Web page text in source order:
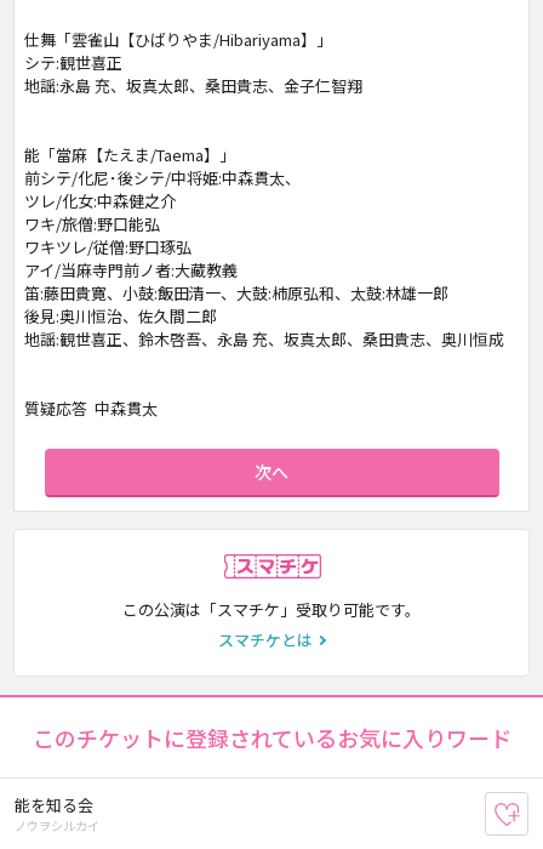
仕舞「雲雀山【ひばりやま/Hibariyama】」
シテ:観世喜正
地謡:永島 充、坂真太郎、桑田貴志、金子仁智翔
能「當麻【たえま/Taema】」
前シテ/化尼･後シテ/中将姫:中森貫太、
ツレ/化女:中森健之介
ワキ/旅僧:野口能弘
ワキツレ/従僧:野口琢弘
アイ/当麻寺門前ノ者:大藏教義
笛:藤田貴寛、小鼓:飯田清一、大鼓:柿原弘和、太鼓:林雄一郎
後見:奥川恒治、佐久間二郎
地謡:観世喜正、鈴木啓吾、永島 充、坂真太郎、桑田貴志、奥川恒成
質疑応答 中森貫太
次へ
この公演は「スマチケ」受取り可能です。
スマチケとは
このチケットに登録されているお気に入りワード
能を知る会
ノウヲシルカイ